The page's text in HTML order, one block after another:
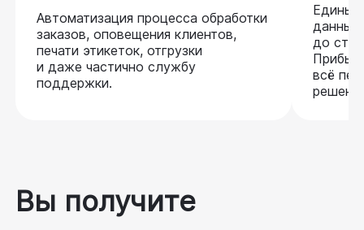
Автоматизация процесса обработки
заказов, оповещения клиентов,
печати этикеток, отгрузки
и даже частично службу
поддержки.
до
всё
Вы получите